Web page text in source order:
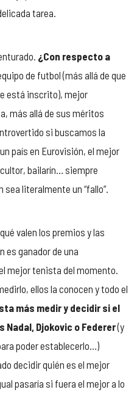
tarea.
¿Con respecto a
de futbol (más allá de que
está inscrito), mejor
más allá de sus méritos
si buscamos la
país en Eurovisión, el mejor
bailarín… siempre
literalmente un “fallo”.
valen los premios y las
es ganador de una
mejor tenista del momento.
ellos la conocen y todo el
más medir y decidir si el
Djokovic o Federer(y
poder establecerlo…)
decidir quién es el mejor
pasaría si fuera el mejor a lo